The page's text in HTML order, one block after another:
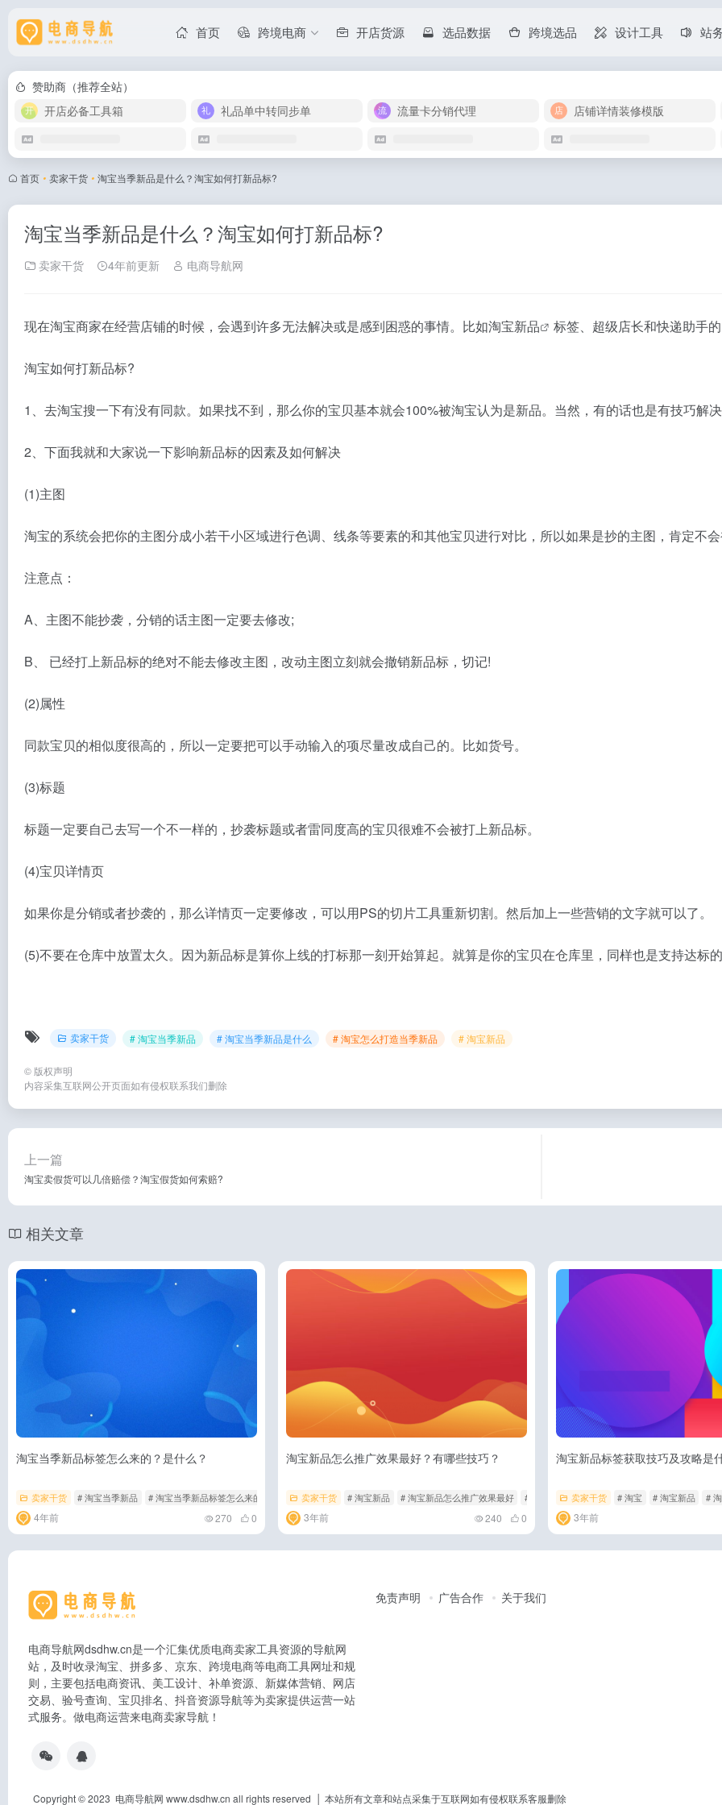
首页 跨境电商 开店货源 选品数据 跨境选品 设计工具 站
赞助商（推荐全站）
开店必备工具箱
礼品单中转同步单 流量卡分销代理 店铺详情装修模版
首页 • 卖家干货 • 淘宝当季新品是什么？淘宝如何打新品标?
淘宝当季新品是什么？淘宝如何打新品标?
卖家干货 4年前更新 电商导航网
现在淘宝商家在经营店铺的时候，会遇到许多无法解决或是感到困惑的事情。比如淘宝新品 标签、超级店长和快递助手
淘宝如何打新品标?
1、去淘宝搜一下有没有同款。如果找不到，那么你的宝贝基本就会100%被淘宝认为是新品。当然，有的话也是有技巧解
2、下面我就和大家说一下影响新品标的因素及如何解决
(1)主图
淘宝的系统会把你的主图分成小若干小区域进行色调、线条等要素的和其他宝贝进行对比，所以如果是抄的主图，肯定不
注意点：
A、主图不能抄袭，分销的话主图一定要去修改;
B、 已经打上新品标的绝对不能去修改主图，改动主图立刻就会撤销新品标，切记!
(2)属性
同款宝贝的相似度很高的，所以一定要把可以手动输入的项尽量改成自己的。比如货号。
(3)标题
标题一定要自己去写一个不一样的，抄袭标题或者雷同度高的宝贝很难不会被打上新品标。
(4)宝贝详情页
如果你是分销或者抄袭的，那么详情页一定要修改，可以用PS的切片工具重新切割。然后加上一些营销的文字就可以了。
(5)不要在仓库中放置太久。因为新品标是算你上线的打标那一刻开始算起。就算是你的宝贝在仓库里，同样也是支持达标
卖家干货 # 淘宝当季新品 # 淘宝当季新品是什么 # 淘宝怎么打造当季新品 # 淘宝新品
© 版权声明
内容采集互联网公开页面如有侵权联系我们删除
上一篇
淘宝卖假货可以几倍赔偿？淘宝假货如何索赔?
相关文章
淘宝当季新品标签怎么来的？是什么？
卖家干货 # 淘宝当季新品 # 淘宝当季新品标签怎么来的 # 淘宝当季新品标签是什么
4年前 270 0
淘宝新品怎么推广效果最好？有哪些技巧？
卖家干货 # 淘宝新品 # 淘宝新品怎么推广效果最好 # 淘宝新品推广有哪些技巧
3年前 240 0
淘宝新品标签获取技巧及攻略是
卖家干货 # 淘宝 # 淘宝新品 #
3年前
电商导航网dsdhw.cn是一个汇集优质电商卖家工具资源的导航网
站，及时收录淘宝、拼多多、京东、跨境电商等电商工具网址和规
则，主要包括电商资讯、美工设计、补单资源、新媒体营销、网店
交易、验号查询、宝贝排名、抖音资源导航等为卖家提供运营一站
式服务。做电商运营来电商卖家导航！
免责声明 广告合作 关于我们
Copyright © 2023 电商导航网 www.dsdhw.cn all rights reserved │ 本站所有文章和站点采集于互联网如有侵权联系客服删除